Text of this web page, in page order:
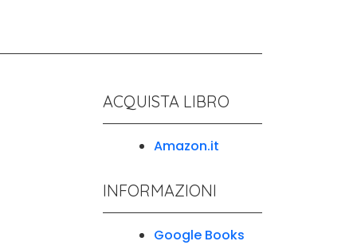
ACQUISTA LIBRO
Amazon.it
INFORMAZIONI
Google Books